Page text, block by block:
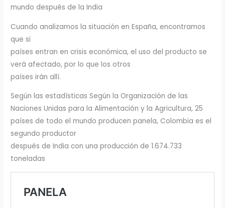
mundo después de la India
Cuando analizamos la situación en España, encontramos
que si
países entran en crisis económica, el uso del producto se
verá afectado, por lo que los otros
países irán allí.
Según las estadísticas Según la Organización de las
Naciones Unidas para la Alimentación y la Agricultura, 25
países de todo el mundo producen panela, Colombia es el
segundo productor
después de India con una producción de 1.674.733
toneladas